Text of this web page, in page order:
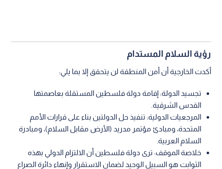
رؤية السلام المستدام
أكدت الخارجية أن أمن المنطقة لن يتحقق إلا بما يلي:
تجسيد الدولة: إقامة دولة فلسطين المستقلة بعاصمتها
القدس الشرقية.
المرجعيات الدولية: تنفيذ حل الدولتين بناء على قرارات الأمم
المتحدة، ومبادئ مؤتمر مدريد (الأرض مقابل السلام)، ومبادرة
السلام العربية.
خلاصة الموقف: ترى دولة فلسطين أن الالتزام الدولي بهذه
الثوابت هو السبيل الوحيد لضمان الاستقرار وإنهاء دائرة الصراع